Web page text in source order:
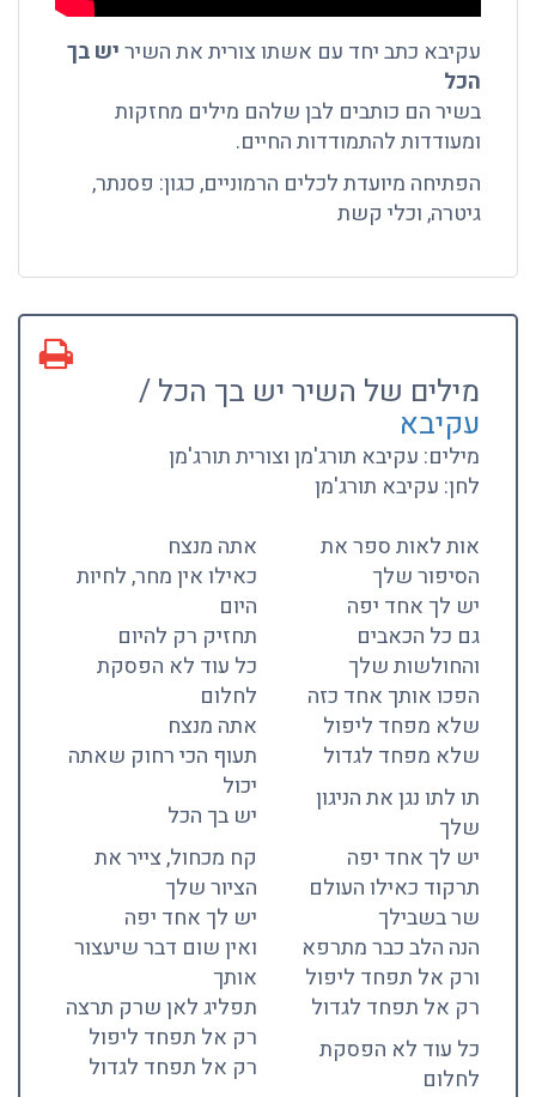
עקיבא כתב יחד עם אשתו צורית את השיריש בך
הכל
בשיר הם כותבים לבן שלהם מילים מחזקות
ומעודדות להתמודדות החיים.
הפתיחה מיועדת לכלים הרמוניים, כגון: פסנתר,
גיטרה, וכלי קשת
מילים של השיר יש בך הכל /
עקיבא
מילים: עקיבא תורג'מן וצורית תורג'מן
לחן: עקיבא תורג'מן
אות לאות ספר את
הסיפור שלך
יש לך אחד יפה
גם כל הכאבים
והחולשות שלך
הפכו אותך אחד כזה
שלא מפחד ליפול
שלא מפחד לגדול
תו לתו נגן את הניגון
שלך
יש לך אחד יפה
תרקוד כאילו העולם
שר בשבילך
הנה הלב כבר מתרפא
ורק אל תפחד ליפול
רק אל תפחד לגדול
כל עוד לא הפסקת
לחלום
אתה מנצח
כאילו אין מחר, לחיות
היום
תחזיק רק להיום
כל עוד לא הפסקת
לחלום
אתה מנצח
תעוף הכי רחוק שאתה
יכול
יש בך הכל
קח מכחול, צייר את
הציור שלך
יש לך אחד יפה
ואין שום דבר שיעצור
אותך
תפליג לאן שרק תרצה
רק אל תפחד ליפול
רק אל תפחד לגדול